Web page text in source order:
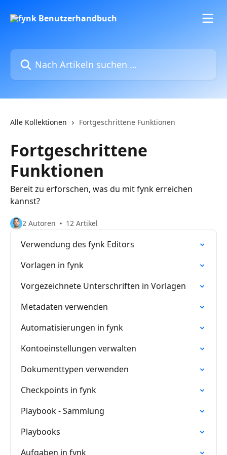
Nach Artikeln suchen …
Alle Kollektionen Fortgeschrittene Funktionen
Fortgeschrittene
Funktionen
Bereit zu erforschen, was du mit fynk erreichen
kannst?
2 Autoren 12 Artikel
Verwendung des fynk Editors
Vorlagen in fynk
Vorgezeichnete Unterschriften in Vorlagen
Metadaten verwenden
Automatisierungen in fynk
Kontoeinstellungen verwalten
Dokumenttypen verwenden
Checkpoints in fynk
Playbook - Sammlung
Playbooks
Aufgaben in fynk